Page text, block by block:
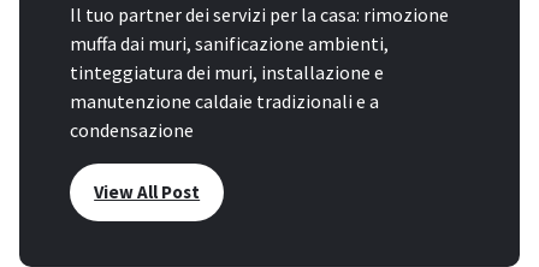
Il tuo partner dei servizi per la casa: rimozione
muffa dai muri, sanificazione ambienti,
tinteggiatura dei muri, installazione e
manutenzione caldaie tradizionali e a
condensazione
View All Post